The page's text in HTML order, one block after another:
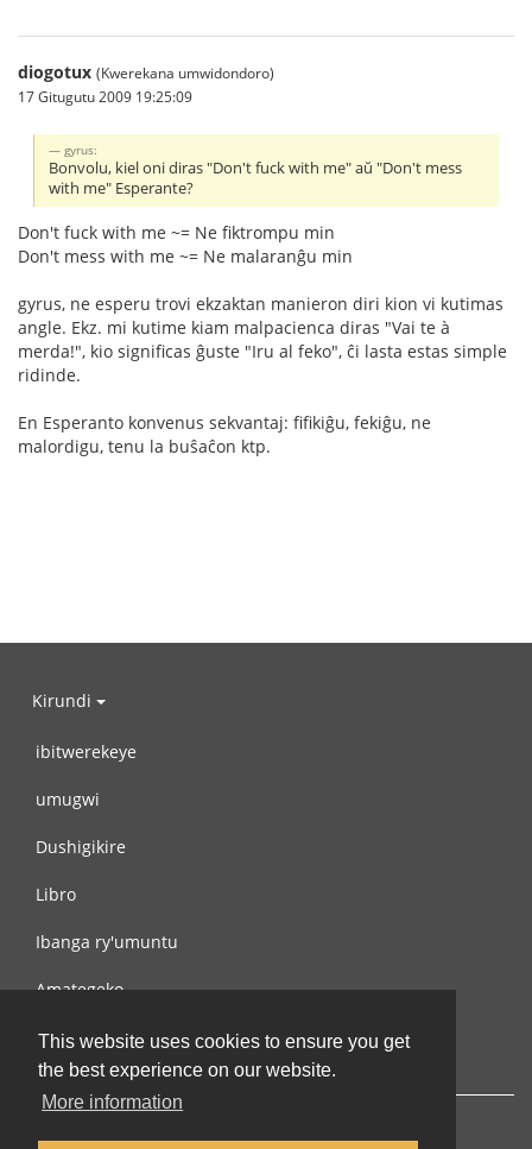
This website uses cookies to ensure you get
the best experience on our website.
More information
diogotux (Kwerekana umwidondoro)
17 Gitugutu 2009 19:25:09
gyrus:
Bonvolu, kiel oni diras "Don't fuck with me" aŭ "Don't mess
with me" Esperante?
Don't fuck with me ~= Ne fiktrompu min
Don't mess with me ~= Ne malaranĝu min
gyrus, ne esperu trovi ekzaktan manieron diri kion vi kutimas
angle. Ekz. mi kutime kiam malpacienca diras "Vai te à
merda!", kio significas ĝuste "Iru al feko", ĉi lasta estas simple
ridinde.
En Esperanto konvenus sekvantaj: fifikiĝu, fekiĝu, ne
malordigu, tenu la buŝaĉon ktp.
Kirundi
ibitwerekeye
umugwi
Dushigikire
Libro
Ibanga ry'umuntu
Amategeko
Turondere